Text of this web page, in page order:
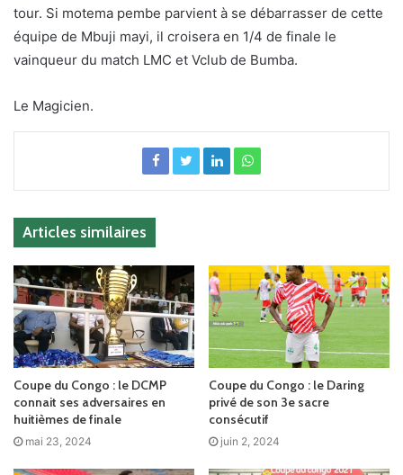
tour. Si motema pembe parvient à se débarrasser de cette
équipe de Mbuji mayi, il croisera en 1/4 de finale le
vainqueur du match LMC et Vclub de Bumba.
Le Magicien.
Articles similaires
Coupe du Congo : le DCMP
connait ses adversaires en
huitièmes de finale
mai 23, 2024
Coupe du Congo : le Daring
privé de son 3e sacre
consécutif
juin 2, 2024